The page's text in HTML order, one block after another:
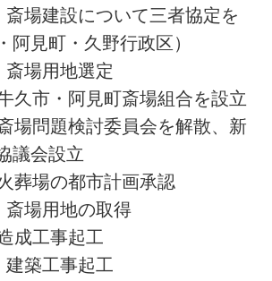
場建設について三者協定を
阿見町・久野行政区）
場用地選定
久市・阿見町斎場組合を設立
場問題検討委員会を解散、新
議会設立
葬場の都市計画承認
斎場用地の取得
成工事起工
建築工事起工